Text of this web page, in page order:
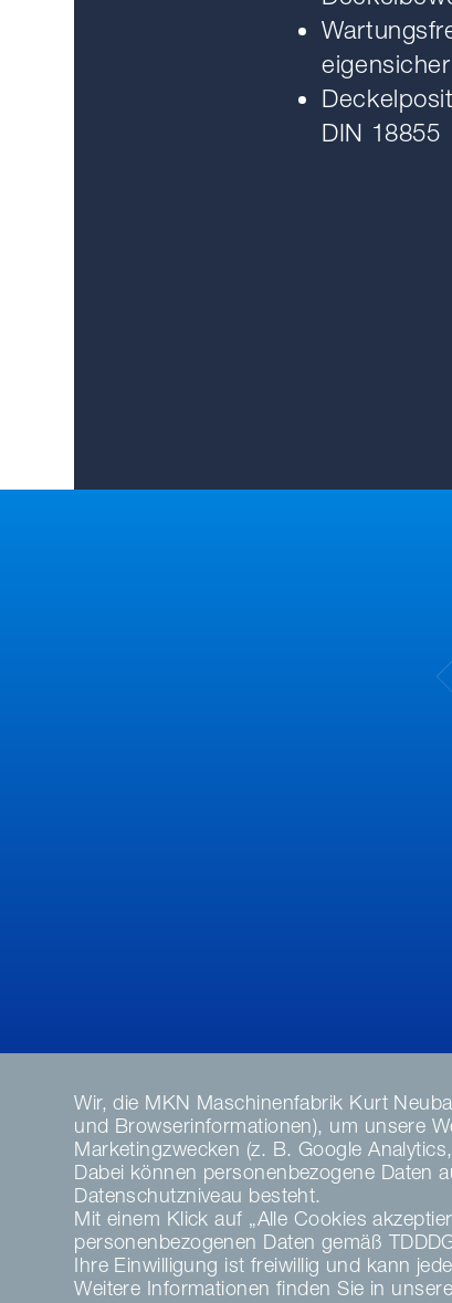
eigensicher
DIN 18855
Wir, die MKN Maschinenfabrik Kurt
und Browserinformationen), um unsere
Marketingzwecken (z. B. Google
Dabei können personenbezogene Daten
Datenschutzniveau besteht.
Mit einem Klick auf „Alle Cookies
personenbezogenen Daten gemäß
Ihre Einwilligung ist freiwillig und kann
Weitere Informationen finden Sie in